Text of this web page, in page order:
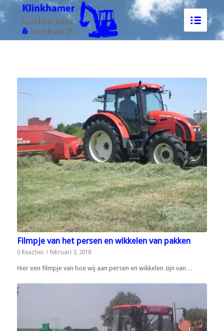
Filmpje van het persen en wikkelen van pakken
0 Reacties / februari 3, 2018
Hier een filmpje van hoe wij aan persen en wikkelen zijn van…